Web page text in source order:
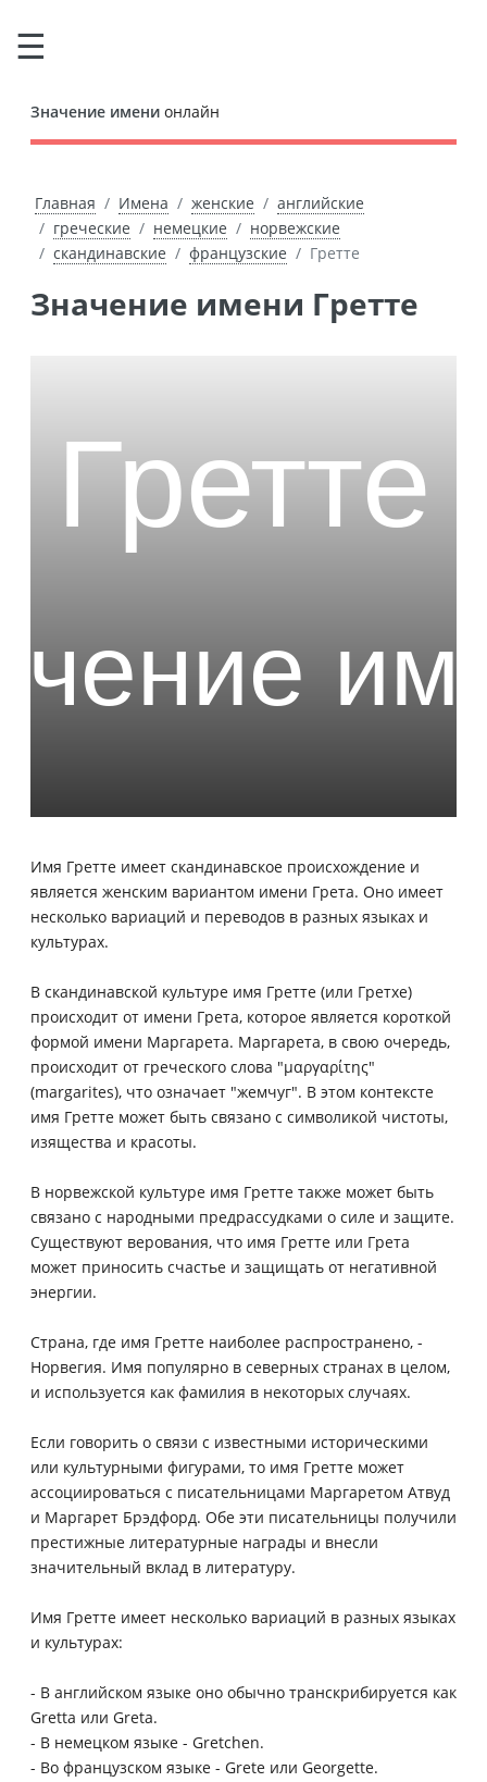
Значение имени онлайн
Главная Имена женские
английские
греческие
немецкие
норвежские
скандинавские
французские Гретте
Значение имени Гретте
Имя Гретте имеет скандинавское происхождение и
является женским вариантом имени Грета. Оно имеет
несколько вариаций и переводов в разных языках и
культурах.
В скандинавской культуре имя Гретте (или Гретхе)
происходит от имени Грета, которое является короткой
формой имени Маргарета. Маргарета, в свою очередь,
происходит от греческого слова "μαργαρίτης"
(margarites), что означает "жемчуг". В этом контексте
имя Гретте может быть связано с символикой чистоты,
изящества и красоты.
В норвежской культуре имя Гретте также может быть
связано с народными предрассудками о силе и защите.
Существуют верования, что имя Гретте или Грета
может приносить счастье и защищать от негативной
энергии.
Страна, где имя Гретте наиболее распространено, -
Норвегия. Имя популярно в северных странах в целом,
и используется как фамилия в некоторых случаях.
Если говорить о связи с известными историческими
или культурными фигурами, то имя Гретте может
ассоциироваться с писательницами Маргаретом Атвуд
и Маргарет Брэдфорд. Обе эти писательницы получили
престижные литературные награды и внесли
значительный вклад в литературу.
Имя Гретте имеет несколько вариаций в разных языках
и культурах:
- В английском языке оно обычно транскрибируется как
Gretta или Greta.
- В немецком языке - Gretchen.
- Во французском языке - Grete или Georgette.